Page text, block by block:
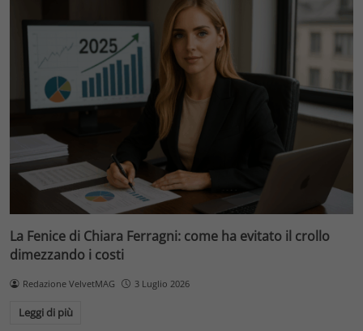
La Fenice di Chiara Ferragni: come ha evitato il crollo
dimezzando i costi
Redazione VelvetMAG 3 Luglio 2026
Leggi di più